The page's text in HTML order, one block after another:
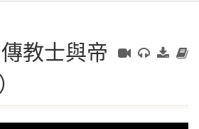
教士與帝